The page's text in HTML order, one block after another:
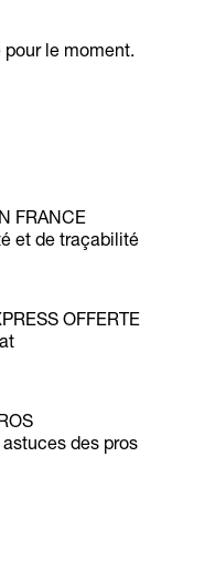
le moment.
FRANCE
et de traçabilité
OFFERTE
des pros